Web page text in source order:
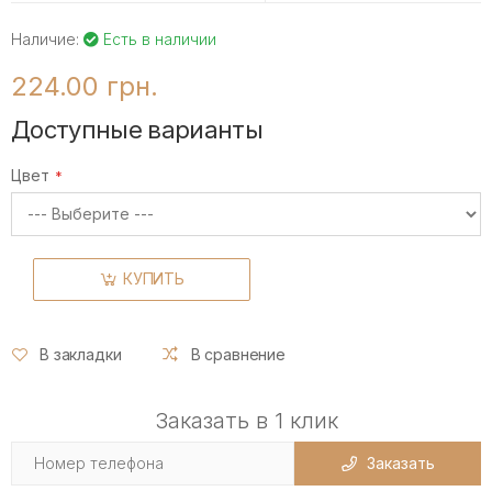
Наличие: Есть в наличии
224.00 грн.
Доступные варианты
Цвет
КУПИТЬ
В закладки В сравнение
Заказать в 1 клик
Заказать